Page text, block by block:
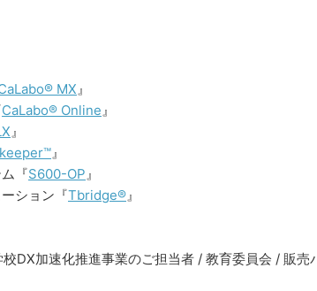
MX』
CaLabo® Online』
』
』
『S600-OP』
ション『Tbridge®』
DX加速化推進事業のご担当者 / 教育委員会 / 販売